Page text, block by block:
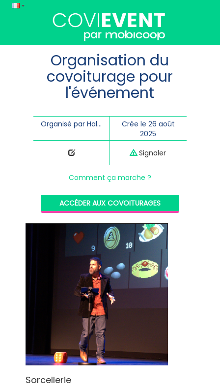
Organisation du
covoiturage pour
l'événement
Organisé par HalleôGrains - théâtre de Bayeux
Crée le 26 août
2025
Signaler
Comment ça marche ?
ACCÉDER AUX COVOITURAGES
Sorcellerie